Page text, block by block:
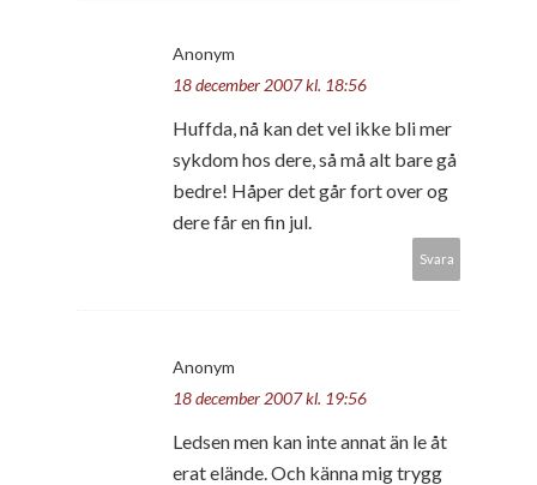
Anonym
18 december 2007 kl. 18:56
Huffda, nå kan det vel ikke bli mer
sykdom hos dere, så må alt bare gå
bedre! Håper det går fort over og
dere får en fin jul.
Svara
Anonym
18 december 2007 kl. 19:56
Ledsen men kan inte annat än le åt
erat elände. Och känna mig trygg